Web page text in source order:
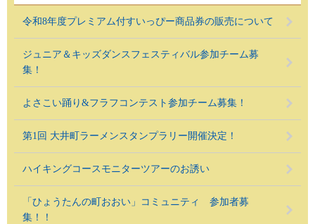
令和8年度プレミアム付すいっぴー商品券の販売について
ジュニア＆キッズダンスフェスティバル参加チーム募
集！
よさこい踊り&フラフコンテスト参加チーム募集！
第1回 大井町ラーメンスタンプラリー開催決定！
ハイキングコースモニターツアーのお誘い
「ひょうたんの町おおい」コミュニティ 参加者募
集！！